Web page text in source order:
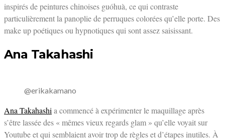
inspirés de peintures chinoises guóhuà, ce qui contraste
particulièrement la panoplie de perruques colorées qu’elle porte. Des
make up poétiques ou hypnotiques qui sont assez saisissant.
Ana Takahashi
@erikakamano
Ana Takahashi a commencé à expérimenter le maquillage après
s’être lassée des « mêmes vieux regards glam » qu’elle voyait sur
Youtube et qui semblaient avoir trop de règles et d’étapes inutiles. À